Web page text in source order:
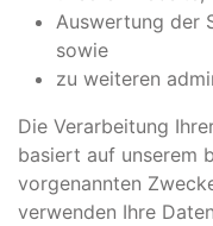
Auswertung der
sowie
zu weiteren
Die Verarbeitung
basiert auf unserem
vorgenannten
verwenden Ihre